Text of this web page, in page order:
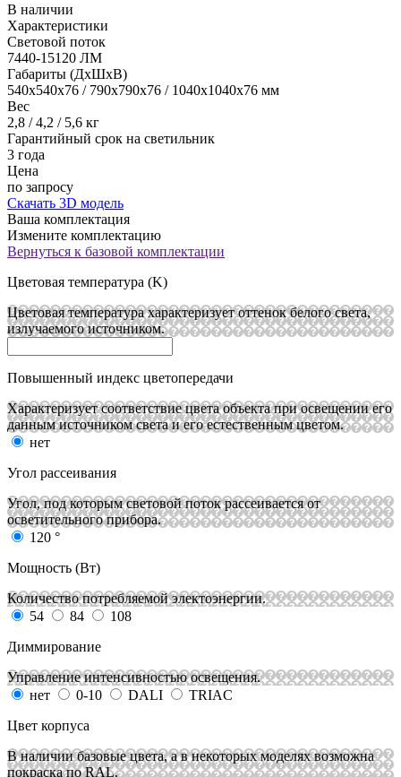
В наличии
Характеристики
Световой поток
7440-15120 ЛМ
Габариты (ДхШхВ)
540x540х76 / 790x790х76 / 1040x1040х76 мм
Вес
2,8 / 4,2 / 5,6 кг
Гарантийный срок на светильник
3 года
Цена
по запросу
Скачать 3D модель
Ваша комплектация
Измените комплектацию
Вернуться к базовой комплектации
Цветовая температура (K)
Цветовая температура характеризует оттенок белого света,
излучаемого источником.
Повышенный индекс цветопередачи
Характеризует соответствие цвета объекта при освещении его
данным источником света и его естественным цветом.
нет
Угол рассеивания
Угол, под которым световой поток рассеивается от
осветительного прибора.
120 °
Мощность (Вт)
Количество потребляемой электоэнергии.
54
84
108
Диммирование
Управление интенсивностью освещения.
нет
0-10 DALI
TRIAC
Цвет корпуса
В наличии базовые цвета, а в некоторых моделях возможна
покраска по RAL.